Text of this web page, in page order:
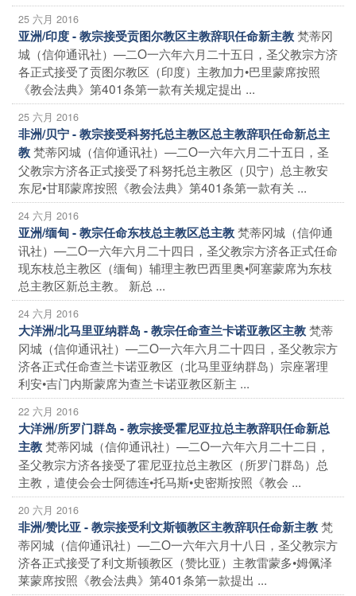
25 六月 2016
亚洲/印度 - 教宗接受贡图尔教区主教辞职任命新主教梵蒂冈
城（信仰通讯社）—二O一六年六月二十五日，圣父教宗方济
各正式接受了贡图尔教区（印度）主教加力•巴里蒙席按照
《教会法典》第401条第一款有关规定提出 ...
25 六月 2016
非洲/贝宁 - 教宗接受科努托总主教区总主教辞职任命新总主
教梵蒂冈城（信仰通讯社）—二O一六年六月二十五日，圣
父教宗方济各正式接受了科努托总主教区（贝宁）总主教安
东尼•甘耶蒙席按照《教会法典》第401条第一款有关 ...
24 六月 2016
亚洲/缅甸 - 教宗任命东枝总主教区总主教梵蒂冈城（信仰通
讯社）—二O一六年六月二十四日，圣父教宗方济各正式任命
现东枝总主教区（缅甸）辅理主教巴西里奥•阿塞蒙席为东枝
总主教区新总主教。 新总 ...
24 六月 2016
大洋洲/北马里亚纳群岛 - 教宗任命查兰卡诺亚教区主教梵蒂
冈城（信仰通讯社）—二O一六年六月二十四日，圣父教宗方
济各正式任命查兰卡诺亚教区（北马里亚纳群岛）宗座署理
利安•吉门内斯蒙席为查兰卡诺亚教区新主 ...
22 六月 2016
大洋洲/所罗门群岛 - 教宗接受霍尼亚拉总主教辞职任命新总
主教梵蒂冈城（信仰通讯社）—二O一六年六月二十二日，
圣父教宗方济各接受了霍尼亚拉总主教区（所罗门群岛）总
主教，遣使会会士阿德连•托马斯•史密斯按照《教会 ...
20 六月 2016
非洲/赞比亚 - 教宗接受利文斯顿教区主教辞职任命新主教梵
蒂冈城（信仰通讯社）—二O一六年六月十八日，圣父教宗方
济各正式接受了利文斯顿教区（赞比亚）主教雷蒙多•姆佩泽
莱蒙席按照《教会法典》第401条第一款提出 ...